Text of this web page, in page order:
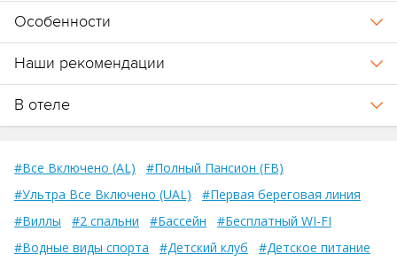
Особенности
Наши рекомендации
В отеле
#Все Включено (AL)
#Полный Пансион (FB)
#Ультра Все Включено (UAL)
#Первая береговая линия
#Виллы
#2 спальни #Бассейн
#Бесплатный WI-FI
#Водные виды спорта
#Детский клуб
#Детское питание